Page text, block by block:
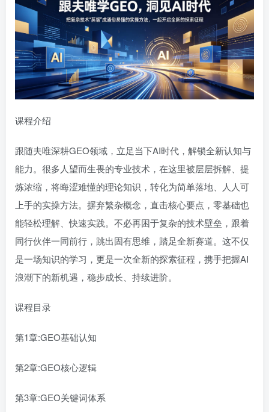
课程介绍
跟随夫唯深耕GEO领域，立足当下AI时代，解锁全新认知与
能力。很多人望而生畏的专业技术，在这里被层层拆解、提
炼浓缩，将晦涩难懂的理论知识，转化为简单落地、人人可
上手的实操方法。摒弃繁杂概念，直击核心要点，零基础也
能轻松理解、快速实践。不必再困于复杂的技术壁垒，跟着
同行伙伴一同前行，跳出固有思维，踏足全新赛道。这不仅
是一场知识的学习，更是一次全新的探索征程，携手把握AI
浪潮下的新机遇，稳步成长、持续进阶。
课程目录
第1章:GEO基础认知
第2章:GEO核心逻辑
第3章:GEO关键词体系